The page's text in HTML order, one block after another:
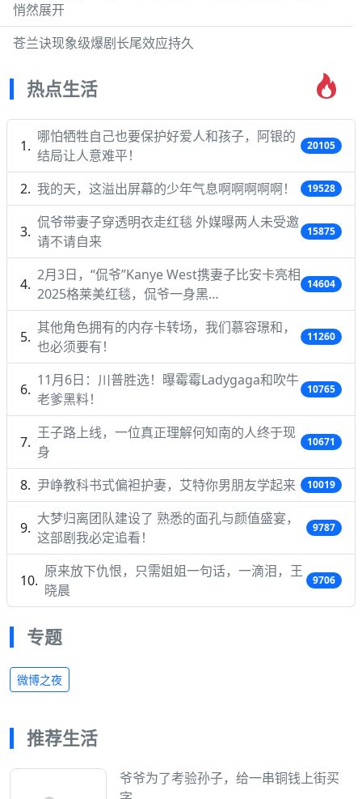
悄然展开
苍兰诀现象级爆剧长尾效应持久
热点生活
哪怕牺牲自己也要保护好爱人和孩子，阿银的
结局让人意难平！
20105
我的天，这溢出屏幕的少年气息啊啊啊啊啊！ 19528
侃爷带妻子穿透明衣走红毯 外媒曝两人未受邀
请不请自来
15875
2月3日，“侃爷”Kanye West携妻子比安卡亮相
2025格莱美红毯，侃爷一身黑…
14604
其他角色拥有的内存卡转场，我们慕容璟和，
也必须要有！
11260
11月6日：川普胜选！曝霉霉Ladygaga和吹牛
老爹黑料！
10765
王子路上线，一位真正理解何知南的人终于现
身
10671
尹峥教科书式偏袒护妻，艾特你男朋友学起来 10019
大梦归离团队建设了 熟悉的面孔与颜值盛宴，
这部剧我必定追看！
9787
原来放下仇恨，只需姐姐一句话，一滴泪，王
晓晨
9706
专题
微博之夜
推荐生活
爷爷为了考验孙子，给一串铜钱上街买